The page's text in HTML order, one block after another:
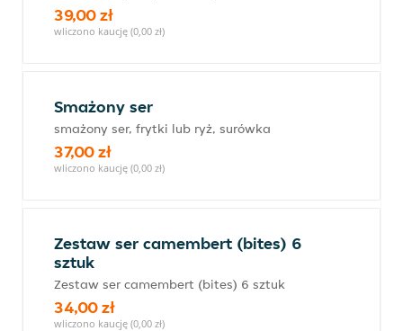
39,00 zł
wliczono kaucję (0,00 zł)
Smażony ser
smażony ser, frytki lub ryż, surówka
37,00 zł
wliczono kaucję (0,00 zł)
Zestaw ser camembert (bites) 6
sztuk
Zestaw ser camembert (bites) 6 sztuk
34,00 zł
wliczono kaucję (0,00 zł)